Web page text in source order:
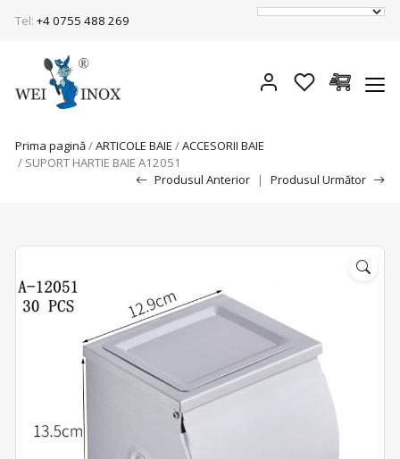
Tel: +4 0755 488 269
Prima pagină/ARTICOLE BAIE /ACCESORII BAIE
/ SUPORT HARTIE BAIE A12051
Produsul Anterior
| Produsul Următor